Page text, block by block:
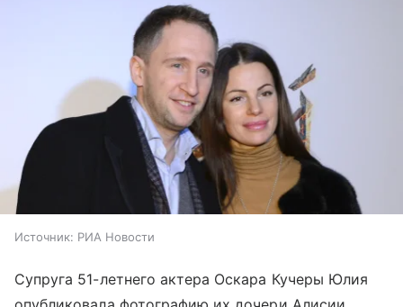
Источник: РИА Новости
Супруга 51-летнего актера Оскара Кучеры Юлия